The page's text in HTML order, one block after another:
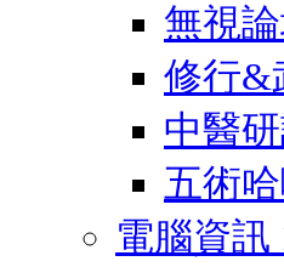
無視
修行&
中醫
五術
電腦資訊